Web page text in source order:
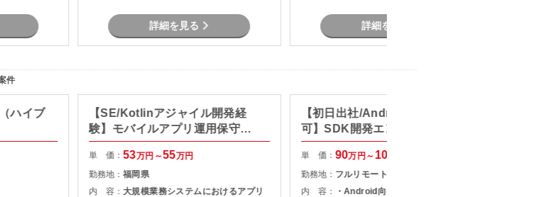
詳細を見る 詳細を見る
件
ハイブ
【SE/Kotlinアジャイル開発経
験】モバイルアプリ運用保守・
改善支援
単 価：53万円～55万円
勤務地：福岡県
内 容：大規模業務システムにおけるアプリ
【初日出社/Android/リモート
可】SDK開発エンジニア案件
単 価： 90万円～ 100
勤務地： フルリモート
内 容：
・Android向けSDKの開発・保守 ・